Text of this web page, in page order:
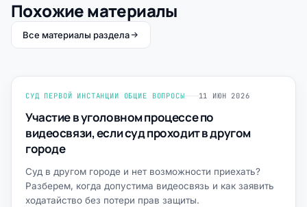
Похожие материалы
Все материалы раздела
СУД ПЕРВОЙ ИНСТАНЦИИ ОБЩИЕ ВОПРОСЫ 11 ИЮН 2026
Участие в уголовном процессе по
видеосвязи, если суд проходит в другом
городе
Суд в другом городе и нет возможности приехать?
Разберем, когда допустима видеосвязь и как заявить
ходатайство без потери прав защиты.